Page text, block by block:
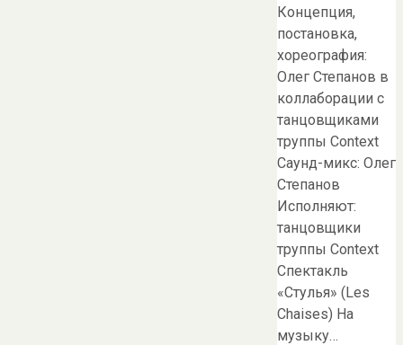
Концепция,
постановка,
хореография:
Олег Степанов в
коллаборации с
танцовщиками
труппы Context
Саунд-микс: Олег
Степанов
Исполняют:
танцовщики
труппы Context
Спектакль
«Стулья» (Les
Chaises) На
музыку…